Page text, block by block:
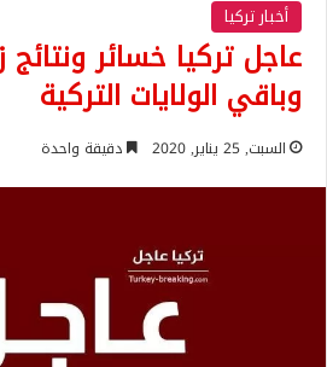
أخبار تركيا
عاجل تركيا خسائر ونتائج
وباقي الولايات التركية
السبت, 25 يناير, 2020 دقيقة واحدة